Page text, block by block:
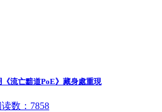
流亡黯道PoE》藏身處重現
读数：7858